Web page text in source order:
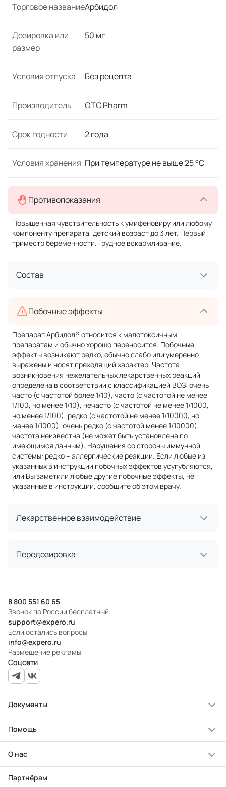
Торговое названиеАрбидол
Дозировка или
размер
50 мг
Условия отпуска Без рецепта
Производитель OTC Pharm
Срок годности 2 года
Условия хранения При температуре не выше 25 °C
Противопоказания
Повышенная чувствительность к умифеновиру или любому
компоненту препарата, детский возраст до 3 лет. Первый
триместр беременности. Грудное вскармливание.
Состав
Побочные эффекты
Препарат Арбидол® относится к малотоксичным
препаратам и обычно хорошо переносится. Побочные
эффекты возникают редко, обычно слабо или умеренно
выражены и носят преходящий характер. Частота
возникновения нежелательных лекарственных реакций
определена в соответствии с классификацией ВОЗ: очень
часто (с частотой более 1/10), часто (с частотой не менее
1/100, но менее 1/10), нечасто (с частотой не менее 1/1000,
но менее 1/100), редко (с частотой не менее 1/10000, но
менее 1/1000), очень редко (с частотой менее 1/10000),
частота неизвестна (не может быть установлена по
имеющимся данным). Нарушения со стороны иммунной
системы: редко – аллергические реакции. Если любые из
указанных в инструкции побочных эффектов усугубляются,
или Вы заметили любые другие побочные эффекты, не
указанные в инструкции, сообщите об этом врачу.
Лекарственное взаимодействие
Передозировка
8 800 551 60 65
Звонок по России бесплатный
support@expero.ru
Если остались вопросы
info@expero.ru
Размещение рекламы
Соцсети
Документы
Помощь
О нас
Партнёрам